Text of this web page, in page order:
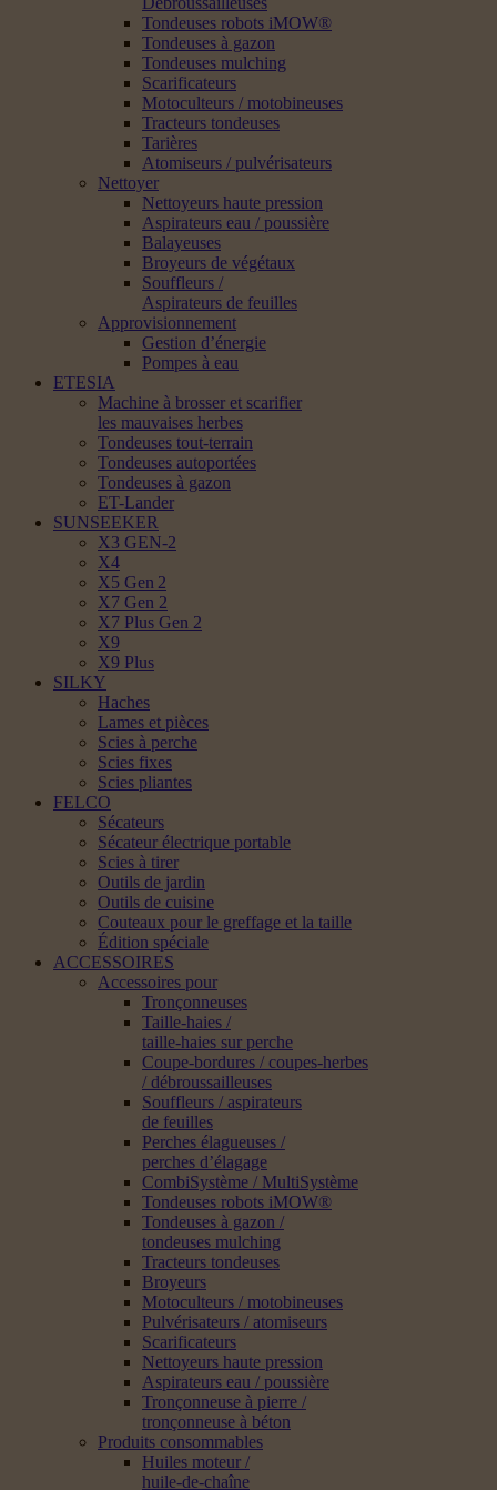
Tondeuses robots iMOW®
Tondeuses à gazon
Tondeuses mulching
Scarificateurs
Motoculteurs / motobineuses
Tracteurs tondeuses
Tarières
Atomiseurs / pulvérisateurs
Nettoyer
Nettoyeurs haute pression
Aspirateurs eau / poussière
Balayeuses
Broyeurs de végétaux
Souffleurs /
Aspirateurs de feuilles
Approvisionnement
Gestion d’énergie
Pompes à eau
ETESIA
Machine à brosser et scarifier
les mauvaises herbes
Tondeuses tout-terrain
Tondeuses autoportées
Tondeuses à gazon
ET-Lander
SUNSEEKER
X3 GEN-2
X4
X5 Gen 2
X7 Gen 2
X7 Plus Gen 2
X9
X9 Plus
SILKY
Haches
Lames et pièces
Scies à perche
Scies fixes
Scies pliantes
FELCO
Sécateurs
Sécateur électrique portable
Scies à tirer
Outils de jardin
Outils de cuisine
Couteaux pour le greffage et la taille
Édition spéciale
ACCESSOIRES
Accessoires pour
Tronçonneuses
Taille-haies /
taille-haies sur perche
Coupe-bordures / coupes-herbes
/ débroussailleuses
Souffleurs / aspirateurs
de feuilles
Perches élagueuses /
perches d’élagage
CombiSystème / MultiSystème
Tondeuses robots iMOW®
Tondeuses à gazon /
tondeuses mulching
Tracteurs tondeuses
Broyeurs
Motoculteurs / motobineuses
Pulvérisateurs / atomiseurs
Scarificateurs
Nettoyeurs haute pression
Aspirateurs eau / poussière
Tronçonneuse à pierre /
tronçonneuse à béton
Produits consommables
Huiles moteur /
huile-de-chaîne